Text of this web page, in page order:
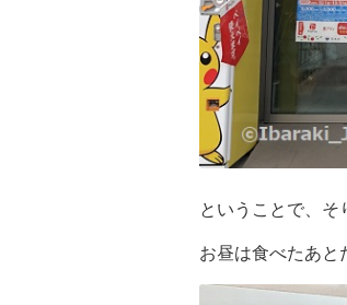
ということで、そ
お昼は食べたあと